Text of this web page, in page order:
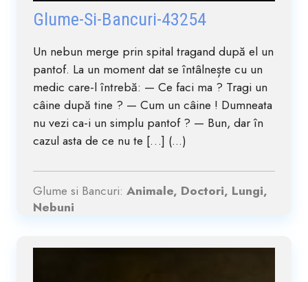
Glume-Si-Bancuri-43254
Un nebun merge prin spital tragand după el un
pantof. La un moment dat se întâlnește cu un
medic care-l întrebă: — Ce faci ma ? Tragi un
câine după tine ? — Cum un câine ! Dumneata
nu vezi ca-i un simplu pantof ? — Bun, dar în
cazul asta de ce nu te […] (...)
Glume si Bancuri: Animale, Doctori, Lungi,
Nebuni